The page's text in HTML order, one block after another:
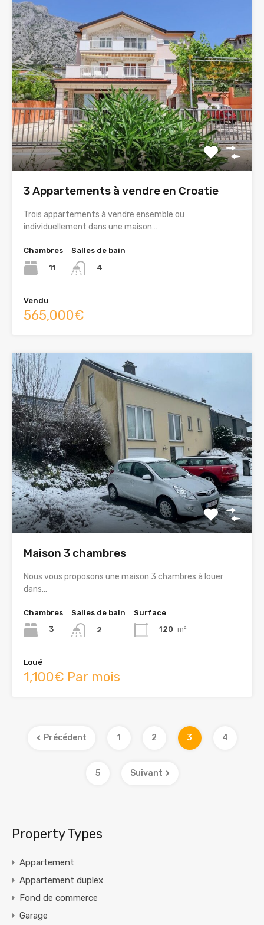
3 Appartements à vendre en Croatie
Trois appartements à vendre ensemble ou
individuellement dans une maison…
Chambres
11
Salles de bain
4
Vendu
565,000€
Maison 3 chambres
Nous vous proposons une maison 3 chambres à louer
dans…
Chambres
3
Salles de bain
2
Surface
120 m²
Loué
1,100€ Par mois
Précédent 1 2 3 4
5 Suivant
Property Types
Appartement
Appartement duplex
Fond de commerce
Garage